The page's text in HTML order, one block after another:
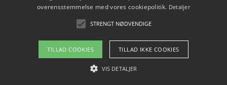
Copyright 2026 - Pilanto Aps
Om / kontakt
Blog Betingelser
overensstemmelse med vores cookiepolitik. Detaljer
STRENGT NØDVENDIGE
TILLAD COOKIES TILLAD IKKE COOKIES
VIS DETALJER